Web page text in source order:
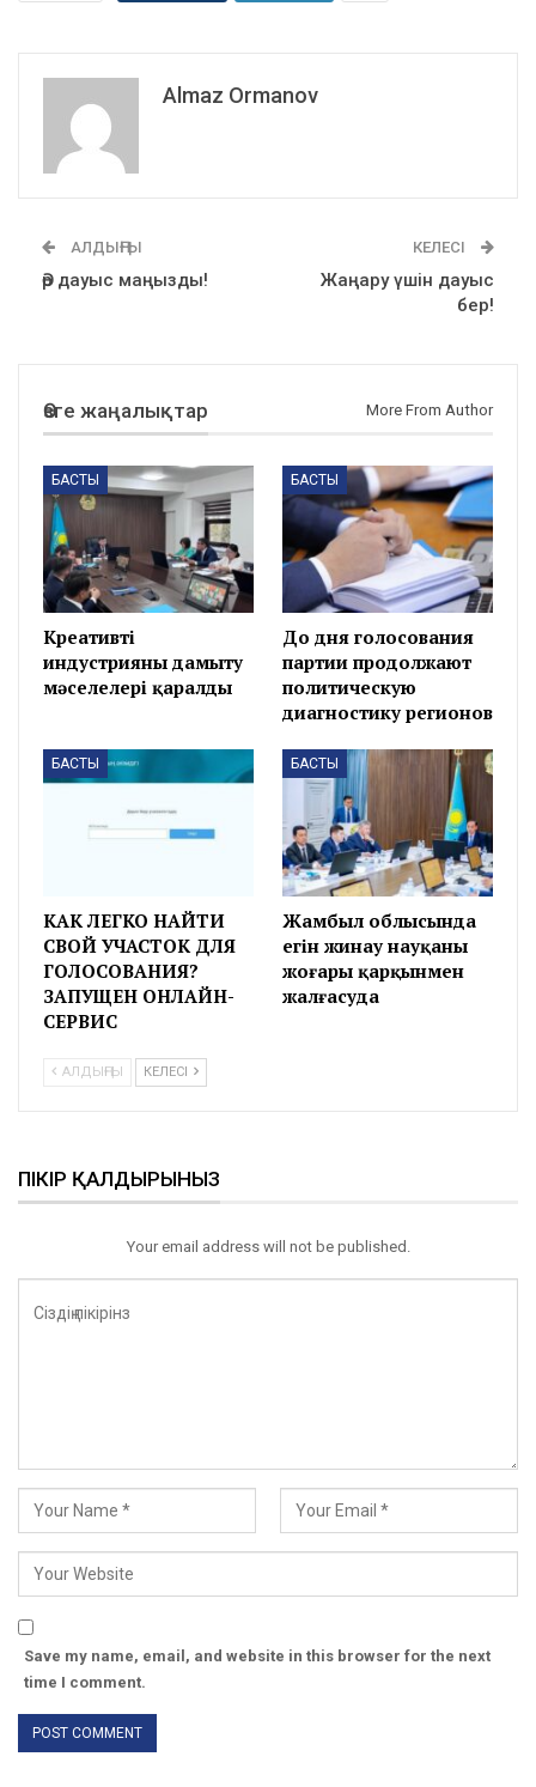
Almaz Ormanov
АЛДЫҢҒЫ
Әр дауыс маңызды!
КЕЛЕСІ
Жаңару үшін дауыс
бер!
Өзге жаңалықтар More From Author
БАСТЫ
Креативті
индустрияны дамыту
мәселелері қаралды
БАСТЫ
До дня голосования
партии продолжают
политическую
диагностику регионов
БАСТЫ
КАК ЛЕГКО НАЙТИ
СВОЙ УЧАСТОК ДЛЯ
ГОЛОСОВАНИЯ?
ЗАПУЩЕН ОНЛАЙН-
СЕРВИС
БАСТЫ
Жамбыл облысында
егін жинау науқаны
жоғары қарқынмен
жалғасуда
АЛДЫҢҒЫ КЕЛЕСІ
ПІКІР ҚАЛДЫРЫНЫЗ
Your email address will not be published.
Save my name, email, and website in this browser for the next
time I comment.